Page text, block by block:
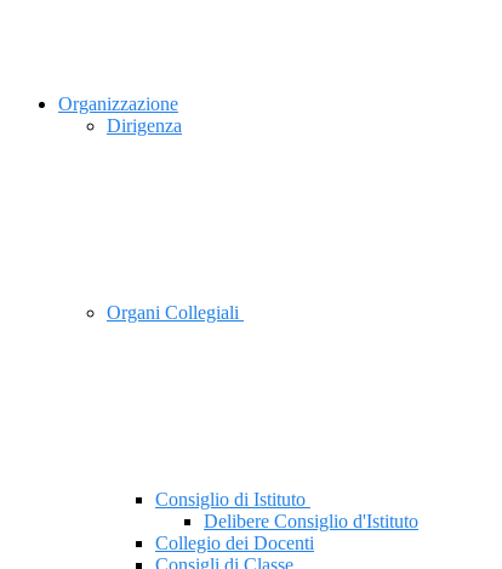
Organizzazione
Dirigenza
Organi Collegiali
Consiglio di Istituto
Delibere Consiglio d'Istituto
Collegio dei Docenti